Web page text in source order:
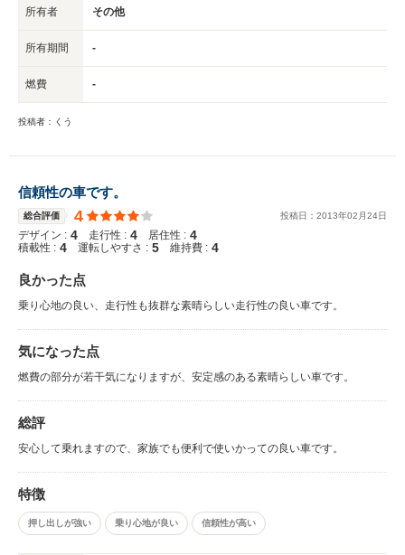
所有者 その他
所有期間 -
燃費 -
投稿者：くう
信頼性の車です。
総合評価 4 投稿日： 2013年02 月24日
デザイン : 4 走行性 : 4 居住性 : 4
積載性 : 4 運転しやすさ : 5 維持費 : 4
良かった点
乗り心地の良い、走行性も抜群な素晴らしい走行性の良い車です。
気になった点
燃費の部分が若干気になりますが、安定感のある素晴らしい車です。
総評
安心して乗れますので、家族でも便利で使いかっての良い車です。
特徴
押し出しが強い 乗り心地が良い 信頼性が高い